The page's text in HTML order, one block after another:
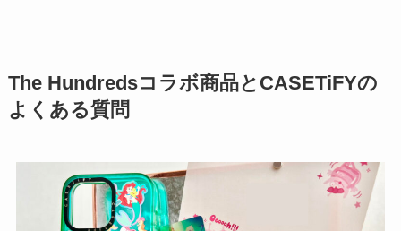
The Hundredsコラボ商品とCASETiFYの
よくある質問